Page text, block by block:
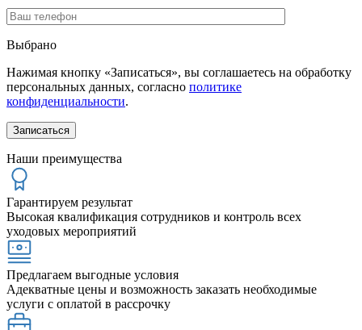
Выбрано
Нажимая кнопку «Записаться», вы соглашаетесь на обработку
персональных данных, согласно политике
конфиденциальности.
Наши преимущества
Гарантируем результат
Высокая квалификация сотрудников и контроль всех
уходовых мероприятий
Предлагаем выгодные условия
Адекватные цены и возможность заказать необходимые
услуги с оплатой в рассрочку